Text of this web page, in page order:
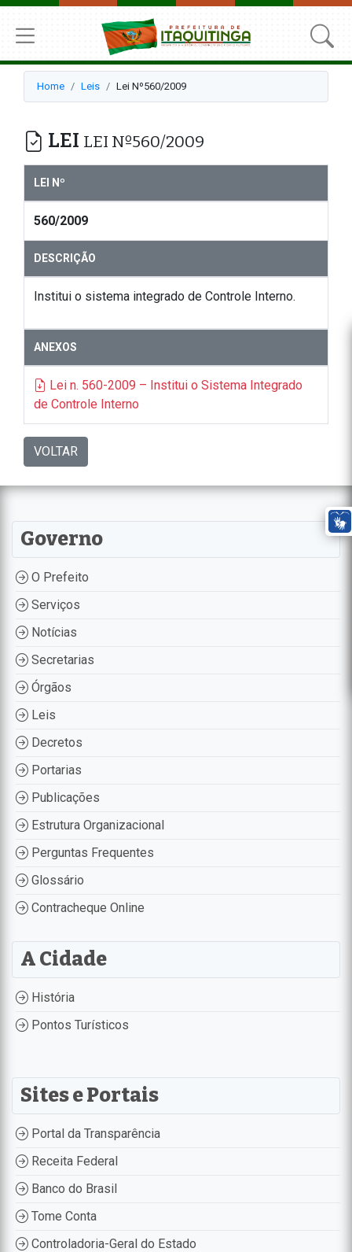
Home Leis Lei Nº560/2009
LEI LEI Nº560/2009
LEI Nº
560/2009
DESCRIÇÃO
Institui o sistema integrado de Controle Interno.
ANEXOS
Lei n. 560-2009 – Institui o Sistema Integrado
de Controle Interno
VOLTAR
Governo
O Prefeito
Serviços
Notícias
Secretarias
Órgãos
Leis
Decretos
Portarias
Publicações
Estrutura Organizacional
Perguntas Frequentes
Glossário
Contracheque Online
A Cidade
História
Pontos Turísticos
Sites e Portais
Portal da Transparência
Receita Federal
Banco do Brasil
Tome Conta
Controladoria-Geral do Estado